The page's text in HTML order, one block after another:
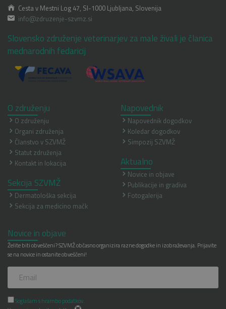
Cesta v Mestni Log 47, SI-1000 Ljubljana, Slovenija
info@zdruzenje-szvmz.si
Slovensko združenje veterinarjev za male živali je članica
mednarodnih fedaricij
O združenju
O združenju
Organi združenja
Članstvo v SZVMŽ
Statut združenja
Kontakt in lokacija
Sekcija SZVMŽ
Dermatološka sekcija
Sekcija za medicino mačk
Napovednik
Napovednik dogodkov
Koledar dogodkov
Simpozij SZVMŽ
Aktualno
Novice in objave
Publikacije in gradiva
Fotogalerija
Novice in objave
Želite biti obveščeni? SZVMŽ občasno organizira razne dogodke in izobraževanja. Prijavite
se na novice in ostanite obveščeni!
Soglašam s hrambo podatkov.